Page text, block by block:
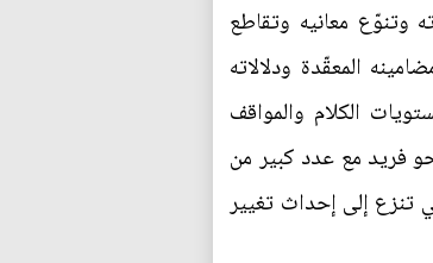
وتنوّع معانيه وتقاطع
المعقّدة ودلالاته
الكلام والمواقف
فريد مع عدد كبير من
تنزع إلى إحداث تغيير